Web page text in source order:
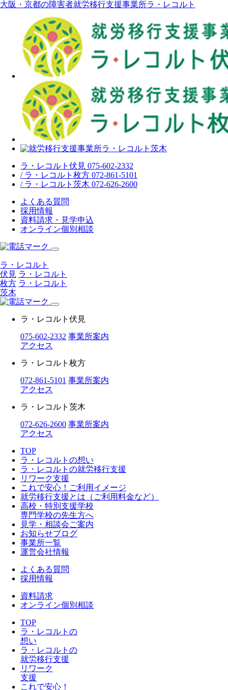
大阪・京都の障害者就労移行支援事業所ラ・レコルト
ラ・レコルト伏見 075-602-2332
/ ラ・レコルト枚方 072-861-5101
/ ラ・レコルト茨木 072-626-2600
よくある質問
採用情報
資料請求・見学申込
オンライン個別相談
ラ・レコルト
伏見 ラ・レコルト
枚方 ラ・レコルト
茨木
ラ・レコルト伏見
075-602-2332 事業所案内
アクセス
ラ・レコルト枚方
072-861-5101 事業所案内
アクセス
ラ・レコルト茨木
072-626-2600 事業所案内
アクセス
TOP
ラ・レコルトの想い
ラ・レコルトの就労移行支援
リワーク支援
これで安心！ご利用イメージ
就労移行支援とは（ご利用料金など）
高校・特別支援学校
専門学校の先生方へ
見学・相談会ご案内
お知らせブログ
事業所一覧
運営会社情報
よくある質問
採用情報
資料請求
オンライン個別相談
TOP
ラ・レコルトの
想い
ラ・レコルトの
就労移行支援
リワーク
支援
これで安心！